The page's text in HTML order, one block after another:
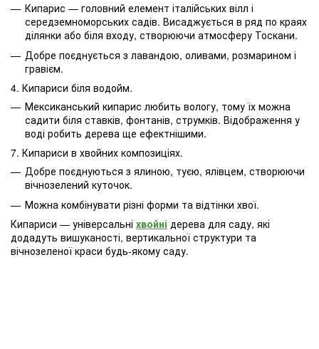
Кипарис — головний елемент італійських вілл і
середземноморських садів. Висаджується в ряд по краях
ділянки або біля входу, створюючи атмосферу Тоскани.
Добре поєднується з лавандою, оливами, розмарином і
гравієм.
4. Кипариси біля водойм.
Мексиканський кипарис любить вологу, тому їх можна
садити біля ставків, фонтанів, струмків. Відображення у
воді робить дерева ще ефектнішими.
7. Кипариси в хвойних композиціях.
Добре поєднуються з ялиною, туєю, ялівцем, створюючи
вічнозелений куточок.
Можна комбінувати різні форми та відтінки хвої.
Кипариси — універсальні хвойні дерева для саду, які
додадуть вишуканості, вертикальної структури та
вічнозеленої краси будь-якому саду.